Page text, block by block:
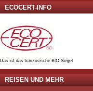
ECOCERT-INFO
Das ist das französische BIO-Siegel
REISEN UND MEHR